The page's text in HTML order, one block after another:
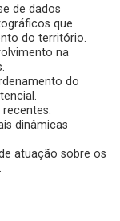
de dados
que
do território.
na
do
dinâmicas
atuação sobre os